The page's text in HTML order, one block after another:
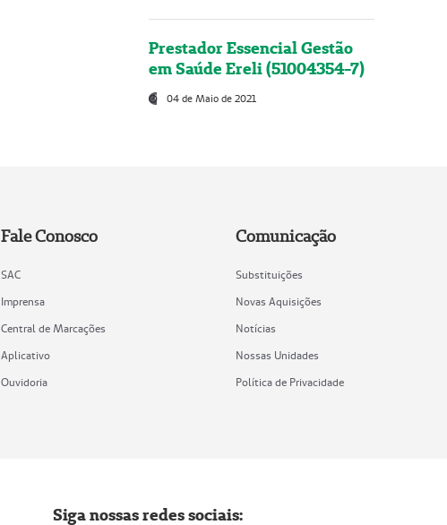
Prestador Essencial Gestão
em Saúde Ereli (51004354-7)
04 de Maio de 2021
Fale Conosco
SAC
Imprensa
Central de Marcações
Aplicativo
Ouvidoria
Comunicação
Substituições
Novas Aquisições
Notícias
Nossas Unidades
Política de Privacidade
Siga nossas redes sociais: